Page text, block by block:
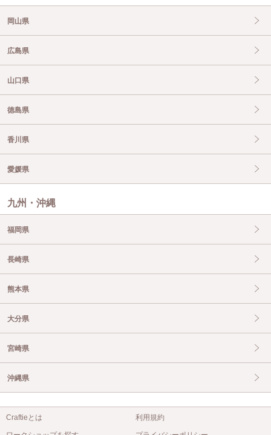
岡山県
広島県
山口県
徳島県
香川県
愛媛県
九州・沖縄
福岡県
長崎県
熊本県
大分県
宮崎県
沖縄県
Craftieとは 利用規約